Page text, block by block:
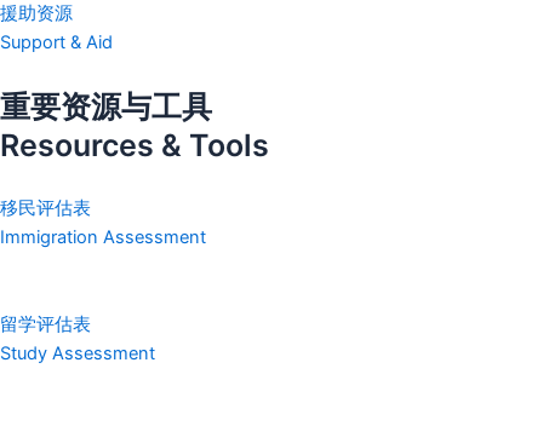
援助资源
Support & Aid
重要资源与工具
Resources & Tools
移民评估表
Immigration Assessment
留学评估表
Study Assessment